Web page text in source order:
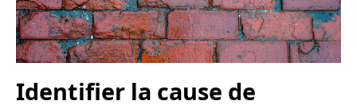
Identifier la cause de